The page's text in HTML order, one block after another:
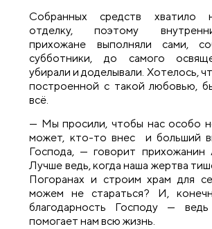
Собранных средств хватило
отделку, поэтому
прихожане выполняли сами,
субботники, до самого
убирали и доделывали. Хотелось,
построенной с такой любовью,
всё.
— Мы просили, чтобы нас особо
может, кто-то внес и больший
Господа, — говорит прихожанин
Лучше ведь, когда наша жертва
Погоранах и строим храм для
можем не стараться? И,
благодарность Господу —
помогает нам всю жизнь.